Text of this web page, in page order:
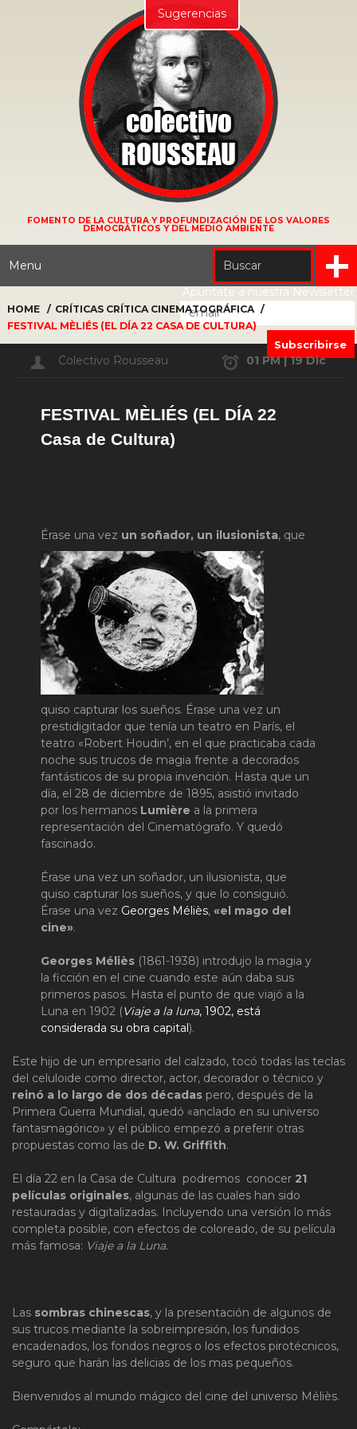
FOMENTO DE LA CULTURA Y PROFUNDIZACIÓN DE LOS VALORES
DEMOCRÁTICOS Y DEL MEDIO AMBIENTE
Menu
Apúntate a nuestra Newsletter
HOME CRÍTICAS CRÍTICA CINEMATOGRÁFICA
FESTIVAL MÈLIÉS (EL DÍA 22 CASA DE CULTURA)
Colectivo Rousseau 01 PM | 19 Dic
FESTIVAL MÈLIÉS (EL DÍA 22
Casa de Cultura)
Érase una vez un soñador, un ilusionista, que
quiso capturar los sueños. Érase una vez un
prestidigitador que tenía un teatro en París, el
teatro «Robert Houdin’, en el que practicaba cada
noche sus trucos de magia frente a decorados
fantásticos de su propia invención. Hasta que un
día, el 28 de diciembre de 1895, asistió invitado
por los hermanos Lumière a la primera
representación del Cinematógrafo. Y quedó
fascinado.
Érase una vez un soñador, un ilusionista, que
quiso capturar los sueños, y que lo consiguió.
Érase una vez Georges Méliès, «el mago del
cine».
Georges Méliès (1861-1938) introdujo la magia y
la ficción en el cine cuando este aún daba sus
primeros pasos. Hasta el punto de que viajó a la
Luna en 1902 (Viaje a la luna, 1902, está
considerada su obra capital).
Este hijo de un empresario del calzado, tocó todas las teclas
del celuloide como director, actor, decorador o técnico y
reinó a lo largo de dos décadas pero, después de la
Primera Guerra Mundial, quedó «anclado en su universo
fantasmagórico» y el público empezó a preferir otras
propuestas como las de D. W. Griffith.
El día 22 en la Casa de Cultura podremos conocer 21
películas originales, algunas de las cuales han sido
restauradas y digitalizadas. Incluyendo una versión lo más
completa posible, con efectos de coloreado, de su película
más famosa: Viaje a la Luna.
Las sombras chinescas, y la presentación de algunos de
sus trucos mediante la sobreimpresión, los fundidos
encadenados, los fondos negros o los efectos pirotécnicos,
seguro que harán las delicias de los mas pequeños.
Bienvenidos al mundo mágico del cine del universo Méliès.
Sugerencias